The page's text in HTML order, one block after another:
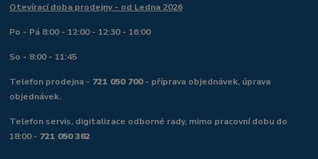
Otevírací doba prodejny - od Ledna 2026
Po - Pá 8:00 - 12:00 - 12:30 - 16:00
So - 8:00 - 11:45
Telefon prodejna - 721 050 700- příprava objednávek, úprava
objednávek.
Telefon servis, digitalizace odborné rady, mimo pracovní dobu do
18:00 - 721 050 382